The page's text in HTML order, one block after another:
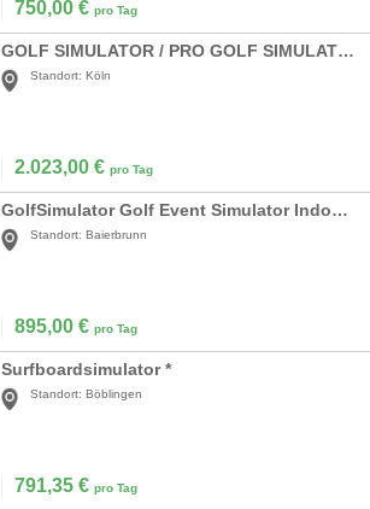
750,00 € pro Tag
GOLF SIMULATOR / PRO GOLF SIMULATION
Standort: Köln
2.023,00 € pro Tag
GolfSimulator Golf Event Simulator Indoorgolf
Standort: Baierbrunn
895,00 € pro Tag
Surfboardsimulator *
Standort: Böblingen
791,35 € pro Tag